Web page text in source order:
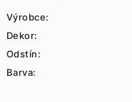
Výrobce:
Dekor:
Odstín:
Barva: